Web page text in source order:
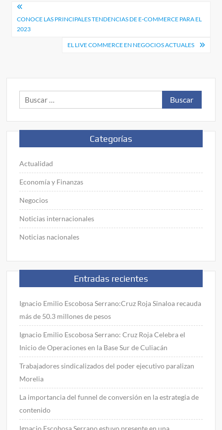
Navegación
de
CONOCE LAS PRINCIPALES TENDENCIAS DE E-COMMERCE PARA EL
2023
EL LIVE COMMERCE EN NEGOCIOS ACTUALES
Buscar:
Categorías
Actualidad
Economía y Finanzas
Negocios
Noticias internacionales
Noticias nacionales
Entradas recientes
Ignacio Emilio Escobosa Serrano:Cruz Roja Sinaloa recauda
más de 50.3 millones de pesos
Ignacio Emilio Escobosa Serrano: Cruz Roja Celebra el
Inicio de Operaciones en la Base Sur de Culiacán
Trabajadores sindicalizados del poder ejecutivo paralizan
Morelia
La importancia del funnel de conversión en la estrategia de
contenido
Ignacio Escobosa Serrano estuvo presente en una